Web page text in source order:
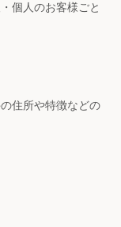
個人のお客様ごと
住所や特徴などの